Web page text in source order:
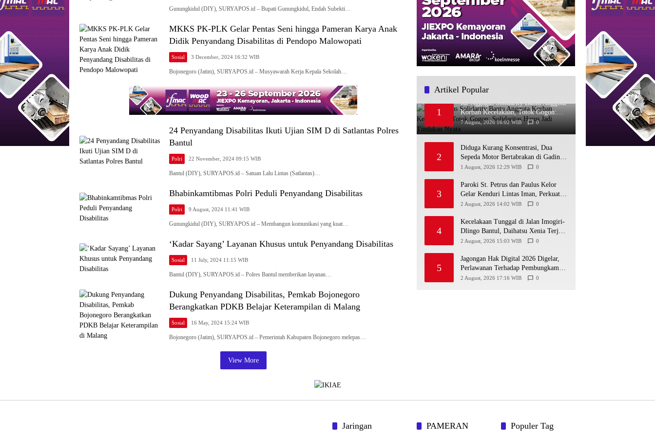
Gunungkidul (DIY), SURYAPOS.id – Bupati Gunungkidul, Endah Subekti…
MKKS PK-PLK Gelar Pentas Seni hingga Pameran Karya Anak
Didik Penyandang Disabilitas di Pendopo Malowopati
Sosial 3 December, 2024 16:32 WIB
Bojonegoro (Jatim), SURYAPOS.id – Musyawarah Kerja Kepala Sekolah…
24 Penyandang Disabilitas Ikuti Ujian SIM D di Satlantas Polres
Bantul
Polri 22 November, 2024 09:15 WIB
Bantul (DIY), SURYAPOS.id – Satuan Lalu Lintas (Satlantas)…
Bhabinkamtibmas Polri Peduli Penyandang Disabilitas
Polri 9 August, 2024 11:41 WIB
Gunungkidul (DIY), SURYAPOS.id – Membangun komunikasi yang kuat…
‘Kadar Sayang’ Layanan Khusus untuk Penyandang Disabilitas
Sosial 11 July, 2024 11:15 WIB
Bantul (DIY), SURYAPOS.id – Polres Bantul memberikan layanan…
Dukung Penyandang Disabilitas, Pemkab Bojonegoro
Berangkatkan PDKB Belajar Keterampilan di Malang
Sosial 16 May, 2024 15:24 WIB
Bojonegoro (Jatim), SURYAPOS.id – Pemerintah Kabupaten Bojonegoro melepas…
View More
Artikel Popular
1
Ra’Nggagas Solidarity Bantu Anggota
Korban Kecelakaan, Totok Gogon:
Solidaritas Harus Jadi Tindakan Nyata
7 August, 2026 16:02 WIB 0
2
Diduga Kurang Konsentrasi, Dua
Sepeda Motor Bertabrakan di Gading
Playen, Mahasiswi Meninggal
1 August, 2026 12:29 WIB 0
3
Paroki St. Petrus dan Paulus Kelor
Gelar Kenduri Lintas Iman, Perkuat
Kerukunan di Gunungkidul
2 August, 2026 14:02 WIB 0
4
Kecelakaan Tunggal di Jalan Imogiri-
Dlingo Bantul, Daihatsu Xenia Terjun
ke Jurang
2 August, 2026 15:03 WIB 0
5
Jagongan Hak Digital 2026 Digelar,
Perlawanan Terhadap Pembungkaman
Media Digital
2 August, 2026 17:16 WIB 0
Jaringan PAMERAN Populer Tag